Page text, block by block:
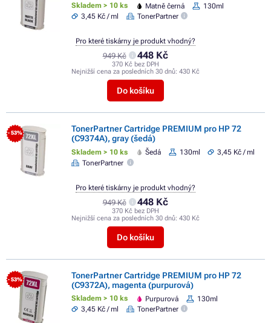
Skladem > 10 ks Matně černá
130ml
3,45 Kč / ml
TonerPartner
949 Kč 448 Kč
370 Kč bez DPH
Nejnižší cena za posledních 30 dnů: 430 Kč
Do košíku
Pro které tiskárny je produkt vhodný?
- 53%
TonerPartner Cartridge PREMIUM pro HP 72
(C9374A), gray (šedá)
Skladem > 10 ks Šedá 130ml
3,45 Kč / ml
TonerPartner
949 Kč 448 Kč
370 Kč bez DPH
Nejnižší cena za posledních 30 dnů: 430 Kč
Do košíku
Pro které tiskárny je produkt vhodný?
- 53%
TonerPartner Cartridge PREMIUM pro HP 72
(C9372A), magenta (purpurová)
Skladem > 10 ks Purpurová
130ml
3,45 Kč / ml
TonerPartner